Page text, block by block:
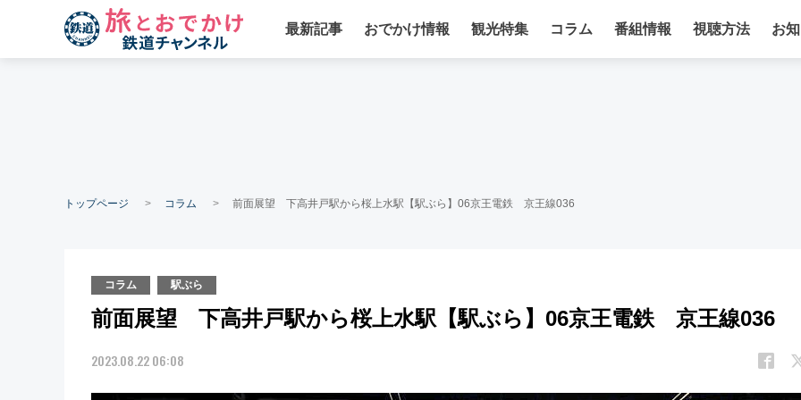
最新記事 おでかけ情報 観光特集 コラム 番組情報 視聴方法 お
トップページ コラム 前面展望 下高井戸駅から桜上水駅【駅ぶら】06京王電鉄 京王線036
コラム 駅ぶら
前面展望 下高井戸駅から桜上水駅【駅ぶら】06京王電鉄 京王線036
2023.08.22 06:08